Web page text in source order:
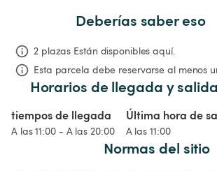
Deberías saber eso
2 plazas Están disponibles aquí.
Esta parcela debe reservarse al menos
Horarios de llegada y salida
tiempos de llegada
A las 11:00 - A las 20:00
Última hora de
A las 11:00
Normas del sitio